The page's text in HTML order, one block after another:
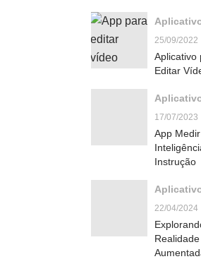
25/09/2022
Aplicativo
Editar
17/07/2023
App Medir
Instrução
22/04/2024
Realidade